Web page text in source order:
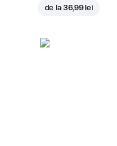
de la 36,99 lei